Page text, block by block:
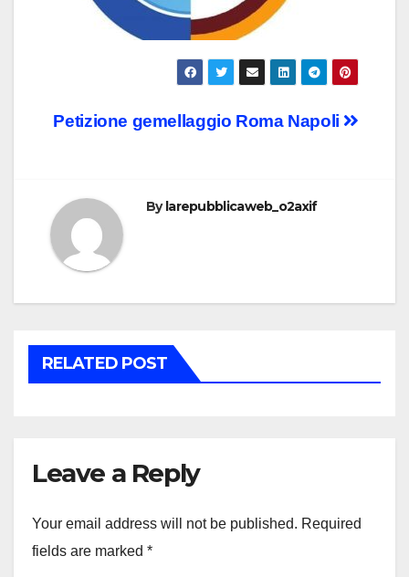
Post
Petizione gemellaggio Roma Napoli
By larepubblicaweb_o2axif
RELATED POST
Leave a Reply
Your email address will not be published. Required
fields are marked *